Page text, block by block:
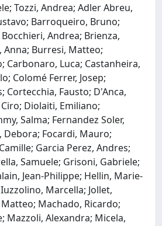
Tozzi, Andrea; Adler Abreu,
Barroqueiro, Bruno;
Andrea; Brienza,
Anna; Burresi, Matteo;
Carbonaro, Luca; Castanheira,
Colomé Ferrer, Josep;
Cortecchia, Fausto; D'Anca,
Diolaiti, Emiliano;
Salma; Fernandez Soler,
Debora; Focardi, Mauro;
Garcia Perez, Andres;
Samuele; Grisoni, Gabriele;
Jean-Philippe; Hellin, Marie-
Marcella; Jollet,
Machado, Ricardo;
Mazzoli, Alexandra; Micela,